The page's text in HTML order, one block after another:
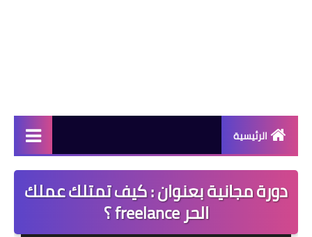
الرئيسية
دورات مجانية
كورسات مجانية
دورة مجانية بعنوان : كيف تمتلك عملك
الحر freelance ؟